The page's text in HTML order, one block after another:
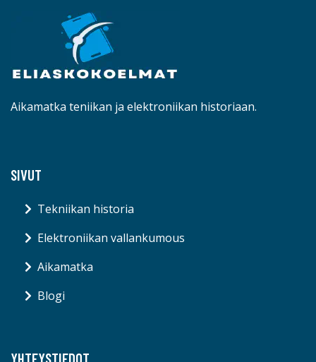
Aikamatka teniikan ja elektroniikan historiaan.
SIVUT
Tekniikan historia
Elektroniikan vallankumous
Aikamatka
Blogi
YHTEYSTIEDOT